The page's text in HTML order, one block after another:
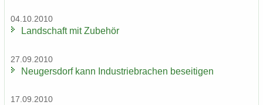
04.10.2010
Land­schaft mit Zu­be­hör
27.09.2010
Neu­gers­dorf kann In­dus­trie­bra­chen be­sei­ti­gen
17.09.2010